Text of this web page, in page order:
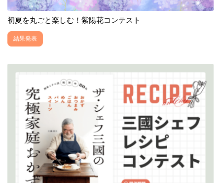
初夏を丸ごと楽しむ！紫陽花コンテスト
結果発表